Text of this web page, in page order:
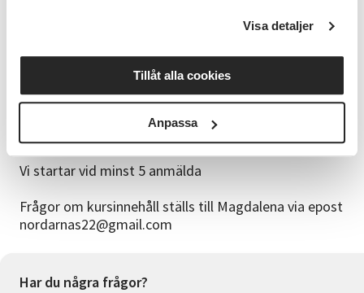
Visa detaljer
Tillåt alla cookies
Anpassa
Ledare är Magdalena Nord, erfaren cirkelledare med
ett stort intresse för konst, arkitektur och historia.
6 sammankomster gånger 2 studietimmar ä 45 min
Studiematerial: Kompendium
Vi startar vid minst 5 anmälda
Frågor om kursinnehåll ställs till Magdalena via epost
nordarnas22@gmail.com
Har du några frågor?